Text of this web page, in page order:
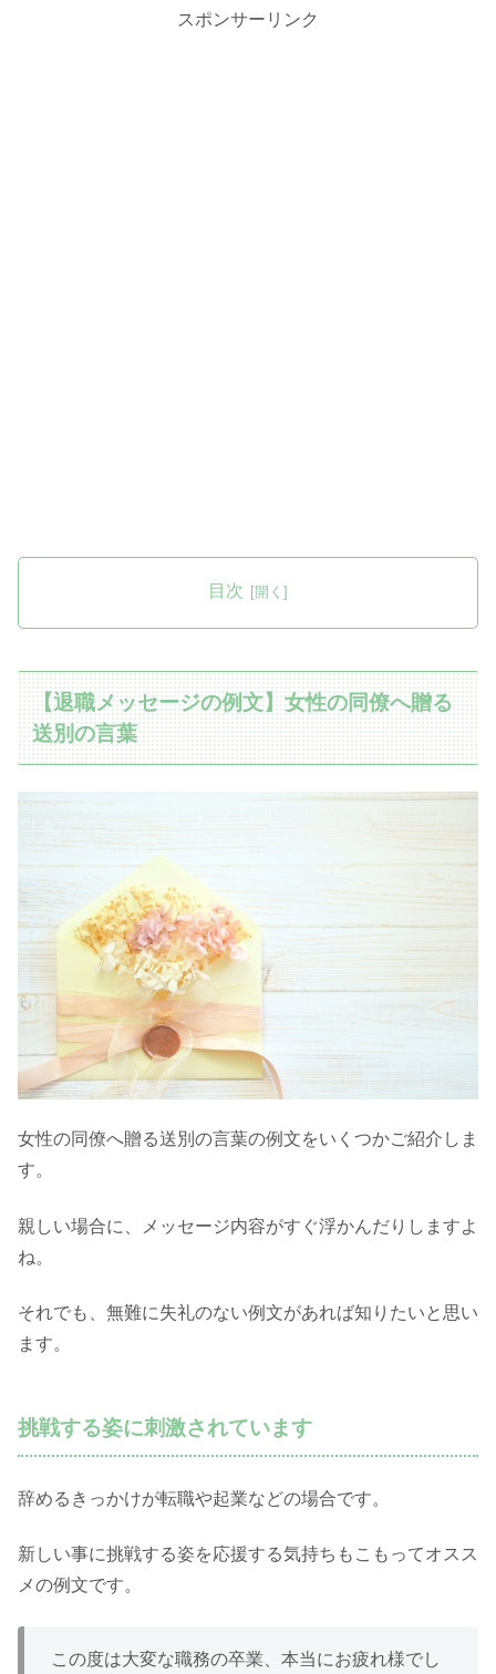
スポンサーリンク
目次
【退職メッセージの例文】女性の同僚へ贈る
送別の言葉
女性の同僚へ贈る送別の言葉の例文をいくつかご紹介しま
す。
親しい場合に、メッセージ内容がすぐ浮かんだりしますよ
ね。
それでも、無難に失礼のない例文があれば知りたいと思い
ます。
挑戦する姿に刺激されています
辞めるきっかけが転職や起業などの場合です。
新しい事に挑戦する姿を応援する気持ちもこもってオスス
メの例文です。
この度は大変な職務の卒業、本当にお疲れ様でし